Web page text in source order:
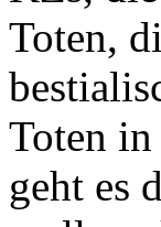
Toten,
Toten
geht es